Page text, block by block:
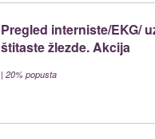
Pregled interniste/EKG/
štitaste žlezde. Akcija
| 20% popusta